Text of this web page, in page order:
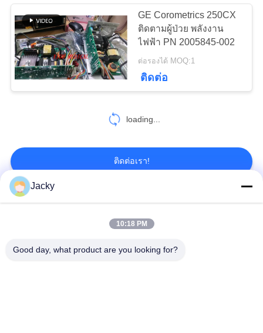
Ultrasound Probe
116
เครื่องตรวจจับ CO2
GE Corometrics 250CX
ติดตามผู้ป่วย พลังงาน
ไฟฟ้า PN 2005845-002
ต่อรองได้ MOQ:1
ติดต่อ
loading...
ติดต่อเรา!
หมวดหมู่ยอดนิยม
การตรวจสอบผู้ป่วย ซ่อมโมดูล MMS
Jacky
10:18 PM
Good day, what product are you looking for?